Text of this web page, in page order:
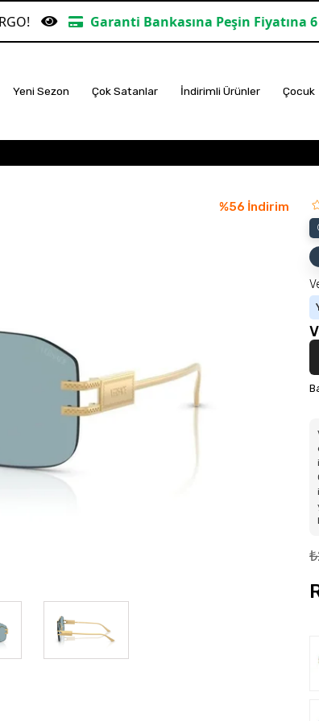
Bankasına Peşin Fiyatına 6 Taksit
Yeni Sezon Çok Satanlar İndirimli Ürünler Çocuk
%56 İndirim